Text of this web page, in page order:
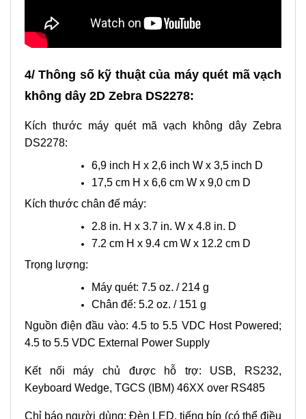
4/ Thông số kỹ thuật của máy quét mã vạch
không dây 2D Zebra DS2278:
Kích thước máy quét mã vạch không dây Zebra
DS2278:
6,9 inch H x 2,6 inch W x 3,5 inch D
17,5 cm H x 6,6 cm W x 9,0 cm D
Kích thước chân đế máy:
2.8 in. H x 3.7 in. W x 4.8 in. D
7.2 cm H x 9.4 cm W x 12.2 cm D
Trọng lượng:
Máy quét: 7.5 oz. / 214 g
Chân đế: 5.2 oz. / 151 g
Nguồn điện đầu vào: 4.5 to 5.5 VDC Host Powered;
4.5 to 5.5 VDC External Power Supply
Kết nối máy chủ được hỗ trợ: USB, RS232,
Keyboard Wedge, TGCS (IBM) 46XX over RS485
Chỉ báo người dùng: Đèn LED, tiếng bíp (có thể điều